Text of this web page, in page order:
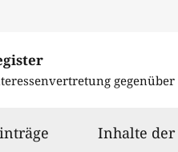
gegenüber
ausgewählt
Inhalte